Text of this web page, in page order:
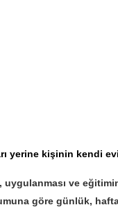
yerine kişinin kendi
ve
göre günlük,